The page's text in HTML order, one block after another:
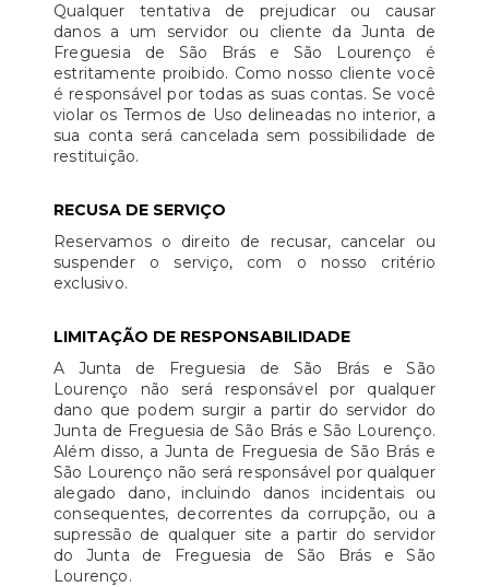
Qualquer tentativa de prejudicar ou causar
danos a um servidor ou cliente da Junta de
Freguesia de São Brás e São Lourenço é
estritamente proibido. Como nosso cliente você
é responsável por todas as suas contas. Se você
violar os Termos de Uso delineadas no interior, a
sua conta será cancelada sem possibilidade de
restituição.
RECUSA DE SERVIÇO
Reservamos o direito de recusar, cancelar ou
suspender o serviço, com o nosso critério
exclusivo.
LIMITAÇÃO DE RESPONSABILIDADE
A Junta de Freguesia de São Brás e São
Lourenço não será responsável por qualquer
dano que podem surgir a partir do servidor do
Junta de Freguesia de São Brás e São Lourenço.
Além disso, a Junta de Freguesia de São Brás e
São Lourenço não será responsável por qualquer
alegado dano, incluindo danos incidentais ou
consequentes, decorrentes da corrupção, ou a
supressão de qualquer site a partir do servidor
do Junta de Freguesia de São Brás e São
Lourenço.